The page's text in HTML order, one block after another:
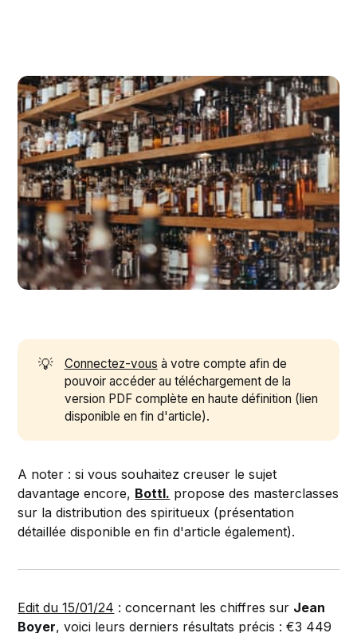
💡 Connectez-vous à votre compte afin de
pouvoir accéder au téléchargement de la
version PDF complète en haute définition (lien
disponible en fin d'article).
A noter : si vous souhaitez creuser le sujet
davantage encore, Bottl. propose des masterclasses
sur la distribution des spiritueux (présentation
détaillée disponible en fin d'article également).
Edit du 15/01/24 : concernant les chiffres sur Jean
Boyer, voici leurs derniers résultats précis : €3 449